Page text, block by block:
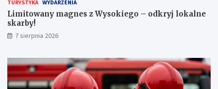
c
z
n
a
y
ż
s
a
r
b
y
TURYSTYKA WYDARZENIA
Limitowany magnes z Wysokiego – odkryj lokalne
skarby!
7 sierpnia 2026